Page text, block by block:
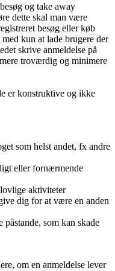
og take away
dette skal man være
besøg eller køb
kun at lade brugere der
skrive anmeldelse på
troværdig og minimere
er konstruktive og ikke
som helst andet, fx andre
eller fornærmende
aktiviteter
dig for at være en anden
som kan skade
om en anmeldelse lever